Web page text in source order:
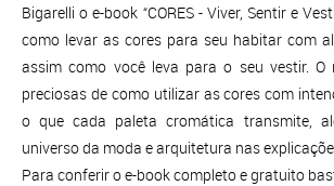
Bigarelli o e-book “CORES - Viver, Sentir e
como levar as cores para seu habitar com
assim como você leva para o seu vestir.
preciosas de como utilizar as cores com
o que cada paleta cromática transmite,
universo da moda e arquitetura nas
Para conferir o e-book completo e gratuito